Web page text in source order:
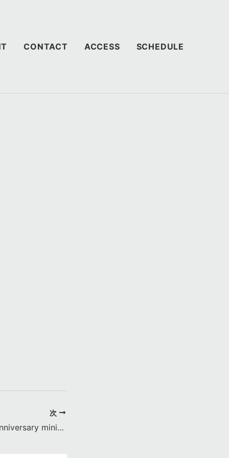
CONTACT ACCESS SCHEDULE
次
RYOSUKE HAGI Anniversary mini Live “XXX” Secret